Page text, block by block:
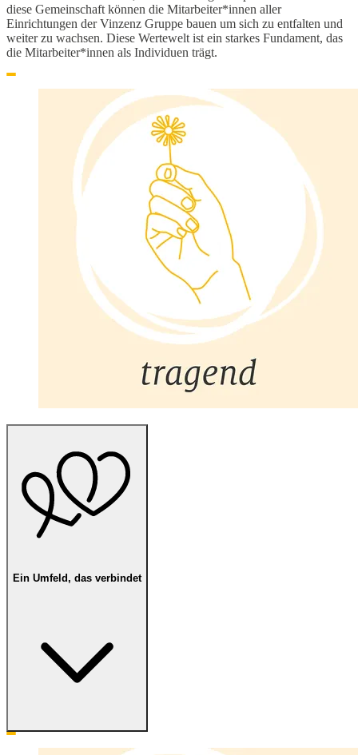
diese Gemeinschaft können die Mitarbeiter*innen aller
Einrichtungen der Vinzenz Gruppe bauen um sich zu entfalten und
weiter zu wachsen. Diese Wertewelt ist ein starkes Fundament, das
die Mitarbeiter*innen als Individuen trägt.
Ein Umfeld, das verbindet